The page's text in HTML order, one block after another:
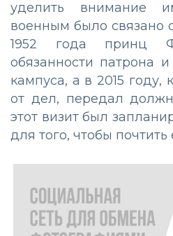
уделить внимание
военным было связано
1952 года принц
обязанности патрона
кампуса, а в 2015 году,
от дел, передал
этот визит был
для того, чтобы почтить